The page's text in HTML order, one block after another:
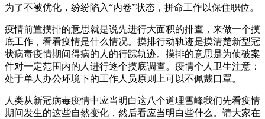
为了不被优化，纷纷陷入“内卷”状态，拼命工作以保住职位。
疫情前置摸排的意思就是说先进行大面积的排查，来做一个摸
底工作，看看疫情是什么情况。摸排行动轨迹是摸清楚新型冠
状病毒疫情期间得病的人的行踪轨迹。摸排的意思是为侦破案
件对一定范围内的人进行逐个摸底调查。疫情个人卫生注意：
处于单人办公环境下的工作人员原则上可以不佩戴口罩。
人类从新冠病毒疫情中应当明白这八个道理雪峰我们先看疫情
期间发生的这些自然变化，然后看应当明白些什么。请大家在